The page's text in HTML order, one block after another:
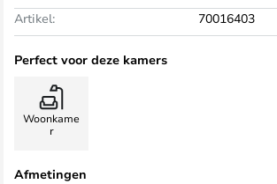
Artikel:
70016403
Perfect voor deze kamers
Woonkame
r
Afmetingen